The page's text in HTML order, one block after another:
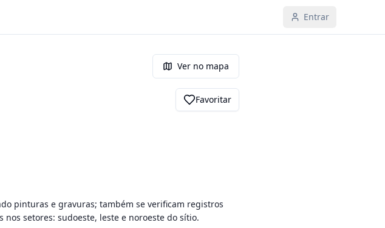
Entrar
Ver no mapa
Favoritar
pinturas e gravuras; também se verificam registros
setores: sudoeste, leste e noroeste do sítio.